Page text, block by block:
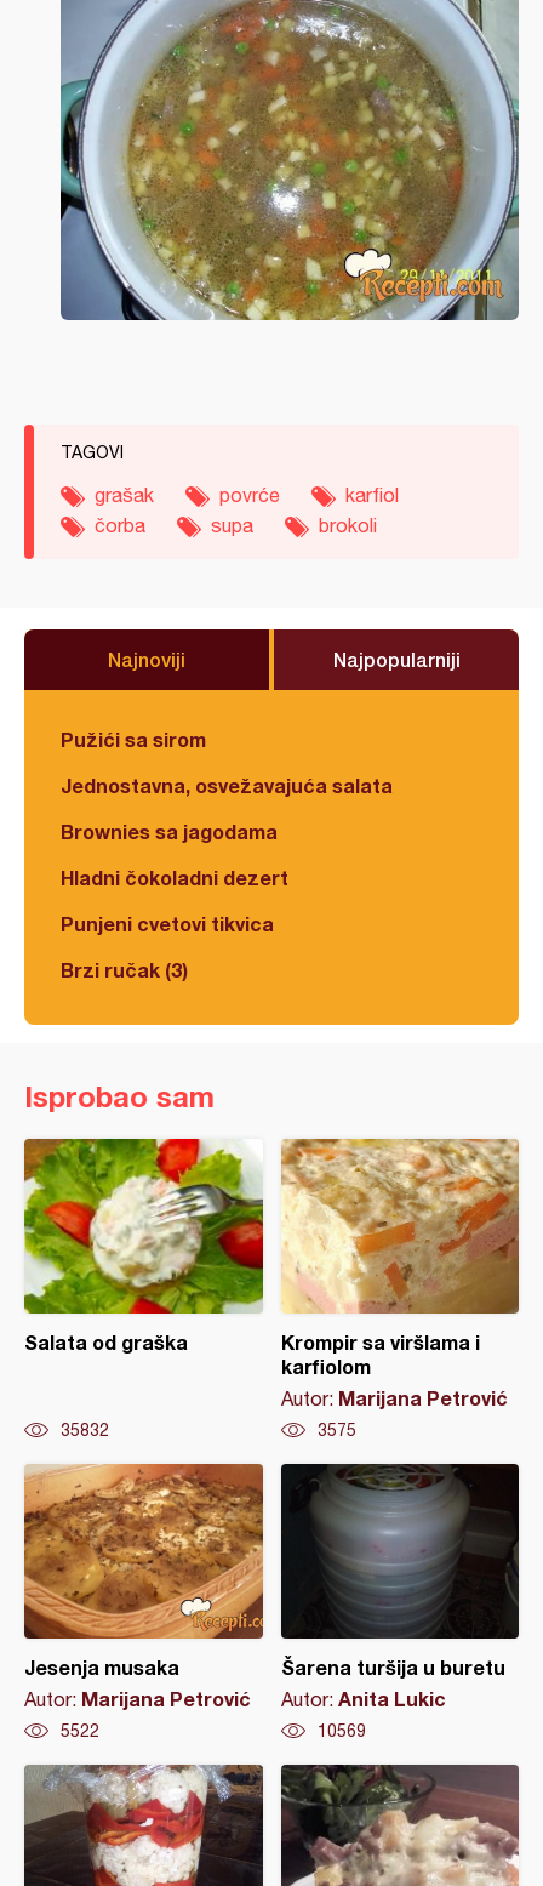
TAGOVI
grašak povrće
karfiol
čorba
supa brokoli
Najnoviji Najpopularniji
Pužići sa sirom
Jednostavna, osvežavajuća salata
Brownies sa jagodama
Hladni čokoladni dezert
Punjeni cvetovi tikvica
Brzi ručak (3)
Isprobao sam
Salata od graška
35832
Krompir sa viršlama i
karfiolom
Autor: Marijana Petrović
3575
Jesenja musaka
Autor: Marijana Petrović
5522
Šarena turšija u buretu
Autor: Anita Lukic
10569